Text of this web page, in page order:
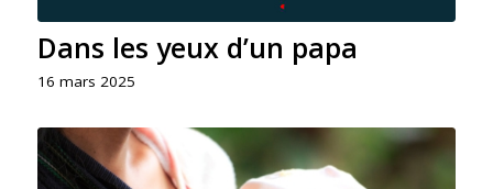
Dans les yeux d’un papa
16 mars 2025